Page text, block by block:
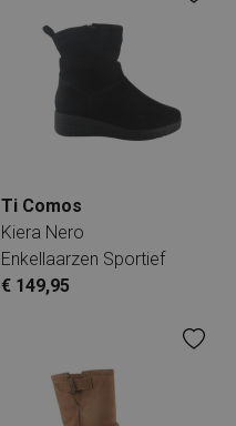
Ti Comos
Kiera Nero
Enkellaarzen Sportief
€ 149,95